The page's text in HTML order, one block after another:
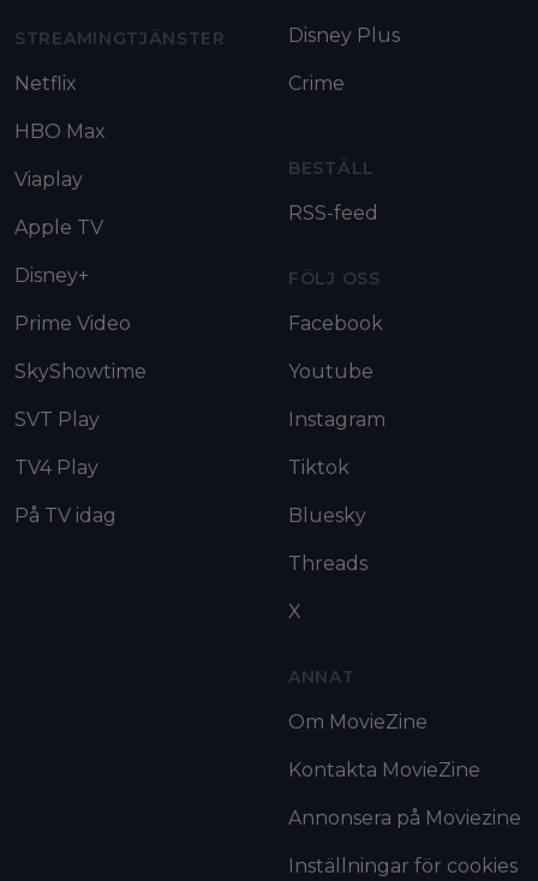
STREAMINGTJÄNSTER
Netflix
HBO Max
Viaplay
Apple TV
Disney+
Prime Video
SkyShowtime
SVT Play
TV4 Play
På TV idag
Disney Plus
Crime
BESTÄLL
RSS-feed
FÖLJ OSS
Facebook
Youtube
Instagram
Tiktok
Bluesky
Threads
X
ANNAT
Om MovieZine
Kontakta MovieZine
Annonsera på Moviezine
Inställningar för cookies